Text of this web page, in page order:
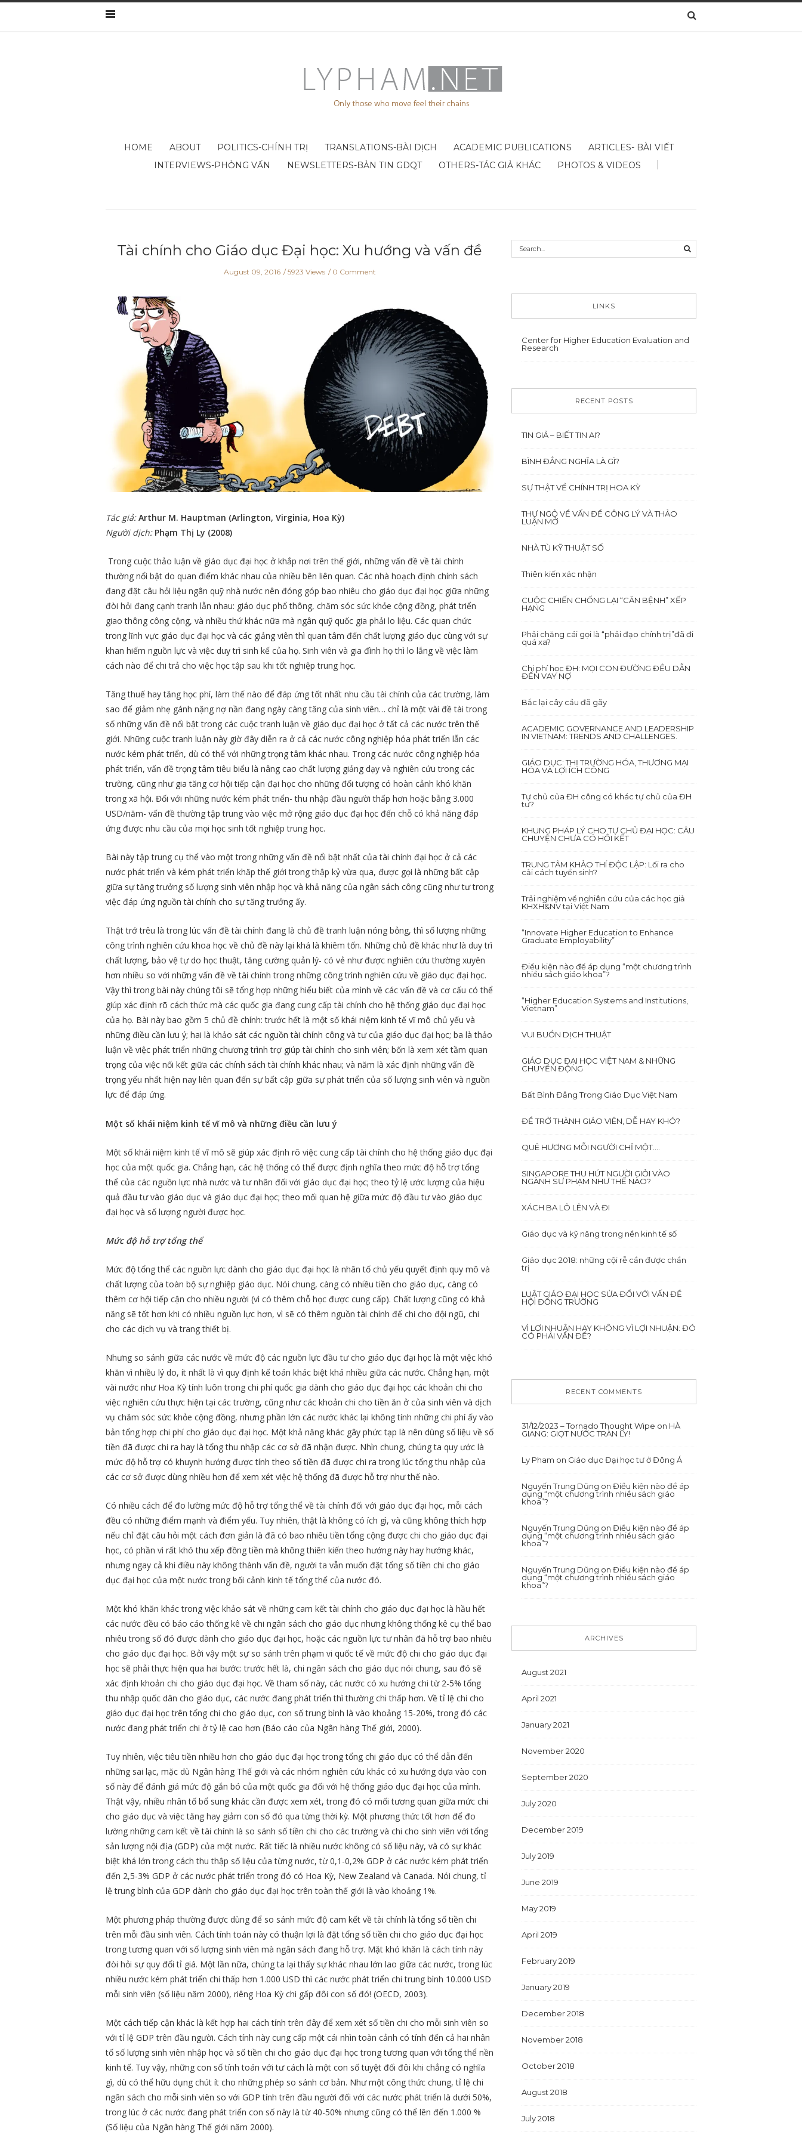
HOME ABOUT POLITICS-CHÍNH TRỊ TRANSLATIONS-BÀI DỊCH ACADEMIC PUBLICATIONS
ARTICLES- BÀI VIẾT
INTERVIEWS-PHỎNG VẤN
NEWSLETTERS-BẢN TIN GDQT OTHERS-TÁC GIẢ KHÁC PHOTOS & VIDEOS
Tài chính cho Giáo dục Đại học: Xu hướng và vấn đề
August 09, 2016 5923 Views 0 Comment
Tác giả:Arthur M. Hauptman (Arlington, Virginia, Hoa Kỳ)
Người dịch:Phạm Thị Ly (2008)
Trong cuộc thảo luận về giáo dục đại học ở khắp nơi trên thế giới, những vấn đề về tài chính
thường nổi bật do quan điểm khác nhau của nhiều bên liên quan. Các nhà hoạch định chính sách
đang đặt câu hỏi liệu ngân quỹ nhà nước nên đóng góp bao nhiêu cho giáo dục đại học giữa những
đòi hỏi đang cạnh tranh lẫn nhau: giáo dục phổ thông, chăm sóc sức khỏe cộng đồng, phát triển
giao thông công cộng, và nhiều thứ khác nữa mà ngân quỹ quốc gia phải lo liệu. Các quan chức
trong lĩnh vực giáo dục đại học và các giảng viên thì quan tâm đến chất lượng giáo dục cùng với sự
khan hiếm nguồn lực và việc duy trì sinh kế của họ. Sinh viên và gia đình họ thì lo lắng về việc làm
cách nào để chi trả cho việc học tập sau khi tốt nghiệp trung học.
Tăng thuế hay tăng học phí, làm thế nào để đáp ứng tốt nhất nhu cầu tài chính của các trường, làm
sao để giảm nhẹ gánh nặng nợ nần đang ngày càng tăng của sinh viên… chỉ là một vài đề tài trong
số những vấn đề nổi bật trong các cuộc tranh luận về giáo dục đại học ở tất cả các nước trên thế
giới. Những cuộc tranh luận này giờ đây diễn ra ở cả các nước công nghiệp hóa phát triển lẫn các
nước kém phát triển, dù có thể với những trọng tâm khác nhau. Trong các nước công nghiệp hóa
phát triển, vấn đề trọng tâm tiêu biểu là nâng cao chất lượng giảng dạy và nghiên cứu trong các
trường, cũng như gia tăng cơ hội tiếp cận đại học cho những đối tượng có hoàn cảnh khó khăn
trong xã hội. Đối với những nước kém phát triển- thu nhập đầu người thấp hơn hoặc bằng 3.000
USD/năm- vấn đề thường tập trung vào việc mở rộng giáo dục đại học đến chỗ có khả năng đáp
ứng được nhu cầu của mọi học sinh tốt nghiệp trung học.
Bài này tập trung cụ thể vào một trong những vấn đề nổi bật nhất của tài chính đại học ở cả các
nước phát triển và kém phát triển khăp thế giới trong thập kỷ vừa qua, được gọi là những bất cập
giữa sự tăng trưởng số lượng sinh viên nhập học và khả năng của ngân sách công cũng như tư trong
việc đáp ứng nguồn tài chính cho sự tăng trưởng ấy.
Thật trớ trêu là trong lúc vấn đề tài chính đang là chủ đề tranh luận nóng bỏng, thì số lượng những
công trình nghiên cứu khoa học về chủ đề này lại khá là khiêm tốn. Những chủ đề khác như là duy trì
chất lượng, bảo vệ tự do học thuật, tăng cường quản lý- có vẻ như được nghiên cứu thường xuyên
hơn nhiều so với những vấn đề về tài chính trong những công trình nghiên cứu về giáo dục đại học.
Vậy thì trong bài này chúng tôi sẽ tổng hợp những hiểu biết của mình về các vấn đề và cơ cấu có thể
giúp xác định rõ cách thức mà các quốc gia đang cung cấp tài chính cho hệ thống giáo dục đại học
của họ. Bài này bao gồm 5 chủ đề chính: trước hết là một số khái niệm kinh tế vĩ mô chủ yếu và
những điều cần lưu ý; hai là khảo sát các nguồn tài chính công và tư của giáo dục đại học; ba là thảo
luận về việc phát triển những chương trình trợ giúp tài chính cho sinh viên; bốn là xem xét tầm quan
trọng của việc nối kết giữa các chính sách tài chính khác nhau; và năm là xác định những vấn đề
trọng yếu nhất hiện nay liên quan đến sự bất cập giữa sự phát triển của số lượng sinh viên và nguồn
lực để đáp ứng.
Một số khái niệm kinh tế vĩ mô và những điều cần lưu ý
Một số khái niệm kinh tế vĩ mô sẽ giúp xác định rõ việc cung cấp tài chính cho hệ thống giáo dục đại
học của một quốc gia. Chẳng hạn, các hệ thống có thể được định nghĩa theo mức độ hỗ trợ tổng
thể của các nguồn lực nhà nước và tư nhân đối với giáo dục đại học; theo tỷ lệ ước lượng của hiệu
quả đầu tư vào giáo dục và giáo dục đại học; theo mối quan hệ giữa mức độ đầu tư vào giáo dục
đại học và số lượng người được học.
Mức độ hỗ trợ tổng thể
Mức độ tổng thể các nguồn lực dành cho giáo dục đại học là nhân tố chủ yếu quyết định quy mô và
chất lượng của toàn bộ sự nghiệp giáo dục. Nói chung, càng có nhiều tiền cho giáo dục, càng có
thêm cơ hội tiếp cận cho nhiều người (vì có thêm chỗ học được cung cấp). Chất lượng cũng có khả
năng sẽ tốt hơn khi có nhiều nguồn lực hơn, vì sẽ có thêm nguồn tài chính để chi cho đội ngũ, chi
cho các dịch vụ và trang thiết bị.
Nhưng so sánh giữa các nước về mức độ các nguồn lực đầu tư cho giáo dục đại học là một việc khó
khăn vì nhiều lý do, ít nhất là vì quy định kế toán khác biệt khá nhiều giữa các nước. Chẳng hạn, một
vài nước như Hoa Kỳ tính luôn trong chi phí quốc gia dành cho giáo dục đại học các khoản chi cho
việc nghiên cứu thực hiện tại các trường, cũng như các khoản chi cho tiền ăn ở của sinh viên và dịch
vụ chăm sóc sức khỏe cộng đồng, nhưng phần lớn các nước khác lại không tính những chi phí ấy vào
bản tổng hợp chi phí cho giáo dục đại học. Một khả năng khác gây phức tạp là nên dùng số liệu về số
tiền đã được chi ra hay là tổng thu nhập các cơ sở đã nhận được. Nhìn chung, chúng ta quy ước là
mức độ hỗ trợ có khuynh hướng được tính theo số tiền đã được chi ra trong lúc tổng thu nhập của
các cơ sở được dùng nhiều hơn để xem xét việc hệ thống đã được hỗ trợ như thế nào.
Có nhiều cách để đo lường mức độ hỗ trợ tổng thể về tài chính đối với giáo dục đại học, mỗi cách
đều có những điểm mạnh và điểm yếu. Tuy nhiên, thật là không có ích gì, và cũng không thích hợp
nếu chỉ đặt câu hỏi một cách đơn giản là đã có bao nhiêu tiền tổng cộng được chi cho giáo dục đại
học, có phần vì rất khó thu xếp đồng tiền mà không thiên kiến theo hướng này hay hướng khác,
nhưng ngay cả khi điều này không thành vấn đề, người ta vẫn muốn đặt tổng số tiền chi cho giáo
dục đại học của một nước trong bối cảnh kinh tế tổng thể của nước đó.
Một khó khăn khác trong việc khảo sát về những cam kết tài chính cho giáo dục đại học là hầu hết
các nước đều có báo cáo thống kê về chi ngân sách cho giáo dục nhưng không thống kê cụ thể bao
nhiêu trong số đó được dành cho giáo dục đại học, hoặc các nguồn lực tư nhân đã hỗ trợ bao nhiêu
cho giáo dục đại học. Bởi vậy một sự so sánh trên phạm vi quốc tế về mức độ chi cho giáo dục đại
học sẽ phải thực hiện qua hai bước: trước hết là, chi ngân sách cho giáo dục nói chung, sau đó sẽ
xác định khoản chi cho giáo dục đại học. Về tham số này, các nước có xu hướng chi từ 2-5% tổng
thu nhập quốc dân cho giáo dục, các nước đang phát triển thì thường chi thấp hơn. Về tỉ lệ chi cho
giáo dục đại học trên tổng chi cho giáo dục, con số trung bình là vào khoảng 15-20%, trong đó các
nước đang phát triển chi ở tỷ lệ cao hơn (Báo cáo của Ngân hàng Thế giới, 2000).
Tuy nhiên, việc tiêu tiền nhiều hơn cho giáo dục đại học trong tổng chi giáo dục có thể dẫn đến
những sai lạc, mặc dù Ngân hàng Thế giới và các nhóm nghiên cứu khác có xu hướng dựa vào con
số này để đánh giá mức độ gắn bó của một quốc gia đối với hệ thống giáo dục đại học của mình.
Thật vậy, nhiều nhân tố bổ sung khác cần được xem xét, trong đó có mối tương quan giữa mức chi
cho giáo dục và việc tăng hay giảm con số đó qua từng thời kỳ. Một phương thức tốt hơn để đo
lường những cam kết về tài chính là so sánh số tiền chi cho các trường và chi cho sinh viên với tổng
sản lượng nội địa (GDP) của một nước. Rất tiếc là nhiều nước không có số liệu này, và có sự khác
biệt khá lớn trong cách thu thập số liệu của từng nước, từ 0,1-0,2% GDP ở các nước kém phát triển
đến 2,5-3% GDP ở các nước phát triển trong đó có Hoa Kỳ, New Zealand và Canada. Nói chung, tỉ
lệ trung bình của GDP dành cho giáo dục đại học trên toàn thế giới là vào khoảng 1%.
Một phương pháp thường được dùng để so sánh mức độ cam kết về tài chính là tổng số tiền chi
trên mỗi đầu sinh viên. Cách tính toán này có thuận lợi là đặt tổng số tiền chi cho giáo dục đại học
trong tương quan với số lượng sinh viên mà ngân sách đang hỗ trợ. Mặt khó khăn là cách tính này
đòi hỏi sự quy đổi tỉ giá. Một lần nữa, chúng ta lại thấy sự khác nhau lớn lao giữa các nước, trong lúc
nhiều nước kém phát triển chi thấp hơn 1.000 USD thì các nước phát triển chi trung bình 10.000 USD
mỗi sinh viên (số liệu năm 2000), riêng Hoa Kỳ chi gấp đôi con số đó! (OECD, 2003).
Một cách tiếp cận khác là kết hợp hai cách tính trên đây để xem xét số tiền chi cho mỗi sinh viên so
với tỉ lệ GDP trên đầu người. Cách tính này cung cấp một cái nhìn toàn cảnh có tính đến cả hai nhân
tố số lượng sinh viên nhập học và số tiền chi cho giáo dục đại học trong tương quan với tổng thể nền
kinh tế. Tuy vậy, những con số tính toán với tư cách là một con số tuyệt đối đôi khi chẳng có nghĩa
gì, dù có thể hữu dụng chút ít cho những phép so sánh cơ bản. Như một công thức chung, tỉ lệ chi
ngân sách cho mỗi sinh viên so với GDP tính trên đầu người đối với các nước phát triển là dưới 50%,
trong lúc ở các nước đang phát triển con số này là từ 40-50% nhưng cũng có thể lên đến 1.000 %
(Số liệu của Ngân hàng Thế giới năm 2000).
LINKS
Center for Higher Education Evaluation and
Research
RECENT POSTS
TIN GIẢ – BIẾT TIN AI?
BÌNH ĐẲNG NGHĨA LÀ GÌ?
SỰ THẬT VỀ CHÍNH TRỊ HOA KỲ
THƯ NGỎ VỀ VẤN ĐỀ CÔNG LÝ VÀ THẢO
LUẬN MỞ
NHÀ TÙ KỸ THUẬT SỐ
Thiên kiến xác nhận
CUỘC CHIẾN CHỐNG LẠI “CĂN BỆNH” XẾP
HẠNG
Phải chăng cái gọi là “phải đạo chính trị”đã đi
quá xa?
Chi phí học ĐH: MỌI CON ĐƯỜNG ĐỀU DẪN
ĐẾN VAY NỢ
Bắc lại cây cầu đã gãy
ACADEMIC GOVERNANCE AND LEADERSHIP
IN VIETNAM: TRENDS AND CHALLENGES.
GIÁO DỤC: THỊ TRƯỜNG HÓA, THƯƠNG MẠI
HÓA VÀ LỢI ÍCH CÔNG
Tự chủ của ĐH công có khác tự chủ của ĐH
tư?
KHUNG PHÁP LÝ CHO TỰ CHỦ ĐẠI HỌC: CÂU
CHUYỆN CHƯA CÓ HỒI KẾT
TRUNG TÂM KHẢO THÍ ĐỘC LẬP: Lối ra cho
cải cách tuyển sinh?
Trải nghiệm về nghiên cứu của các học giả
KHXH&NV tại Việt Nam
“Innovate Higher Education to Enhance
Graduate Employability”
Điều kiện nào để áp dụng “một chương trình
nhiều sách giáo khoa”?
“Higher Education Systems and Institutions,
Vietnam”
VUI BUỒN DỊCH THUẬT
GIÁO DỤC ĐẠI HỌC VIỆT NAM & NHỮNG
CHUYỂN ĐỘNG
Bất Bình Đẳng Trong Giáo Dục Việt Nam
ĐỂ TRỞ THÀNH GIÁO VIÊN, DỄ HAY KHÓ?
QUÊ HƯƠNG MỖI NGƯỜI CHỈ MỘT….
SINGAPORE THU HÚT NGƯỜI GIỎI VÀO
NGÀNH SƯ PHẠM NHƯ THẾ NÀO?
XÁCH BA LÔ LÊN VÀ ĐI
Giáo dục và kỹ năng trong nền kinh tế số
Giáo dục 2018: những cội rễ cần được chẩn
trị
LUẬT GIÁO ĐẠI HỌC SỬA ĐỔI VỚI VẤN ĐỀ
HỘI ĐỒNG TRƯỜNG
VÌ LỢI NHUẬN HAY KHÔNG VÌ LỢI NHUẬN: ĐÓ
CÓ PHẢI VẤN ĐỀ?
RECENT COMMENTS
31/12/2023 – Tornado Thought Wipe on HÀ
GIANG: GIỌT NƯỚC TRÀN LY!
Ly Pham on Giáo dục Đại học tư ở Đông Á
Nguyến Trung Dũng onĐiều kiện nào để áp
dụng “một chương trình nhiều sách giáo
khoa”?
Nguyến Trung Dũng onĐiều kiện nào để áp
dụng “một chương trình nhiều sách giáo
khoa”?
Nguyến Trung Dũng onĐiều kiện nào để áp
dụng “một chương trình nhiều sách giáo
khoa”?
ARCHIVES
August 2021
April 2021
January 2021
November 2020
September 2020
July 2020
December 2019
July 2019
June 2019
May 2019
April 2019
February 2019
January 2019
December 2018
November 2018
October 2018
August 2018
July 2018